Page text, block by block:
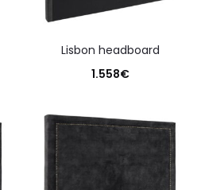
lisbon headboard
1.558€